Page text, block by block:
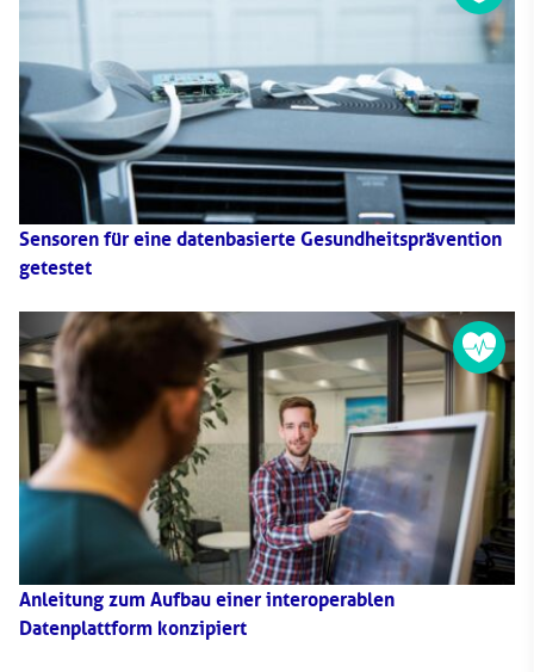
Sensoren für eine datenbasierte Gesundheitsprävention
getestet
Anleitung zum Aufbau einer interoperablen
Datenplattform konzipiert